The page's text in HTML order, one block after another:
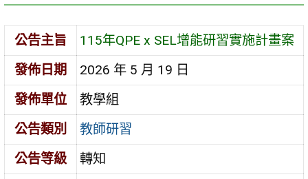
區
公告主旨
115年QPE x SEL增能研習實施計畫案
發佈日期
2026 年 5 月 19 日
發佈單位
教學組
公告類別
教師研習
公告等級
轉知